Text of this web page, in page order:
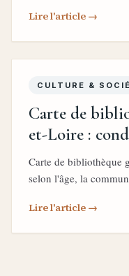
Lire l'article →
CULTURE &
Carte de
et-Loire :
Carte de bibliothèque
selon l'âge, la
Lire l'article →